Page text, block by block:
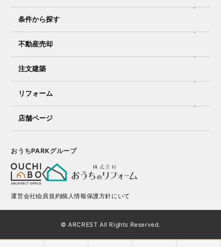
条件から探す
不動産売却
注文建築
リフォーム
店舗ページ
おうちPARKグループ
運営会社会員規約個人情報保護方針にいて
© ARCREST All Rights Reserved.